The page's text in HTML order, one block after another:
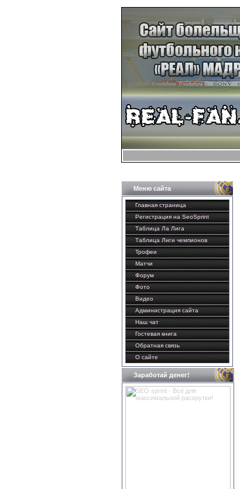
Меню сайта
Главная страница
Регистрация на SeoSprint
Таблица Ла Лига
Таблица Лиги чемпионов
Трофеи
Матчи
Форум
Фото
Видео
Администрация сайта
Наш чат
Гостевая книга
Обратная связь
О сайте
Заработай денег!